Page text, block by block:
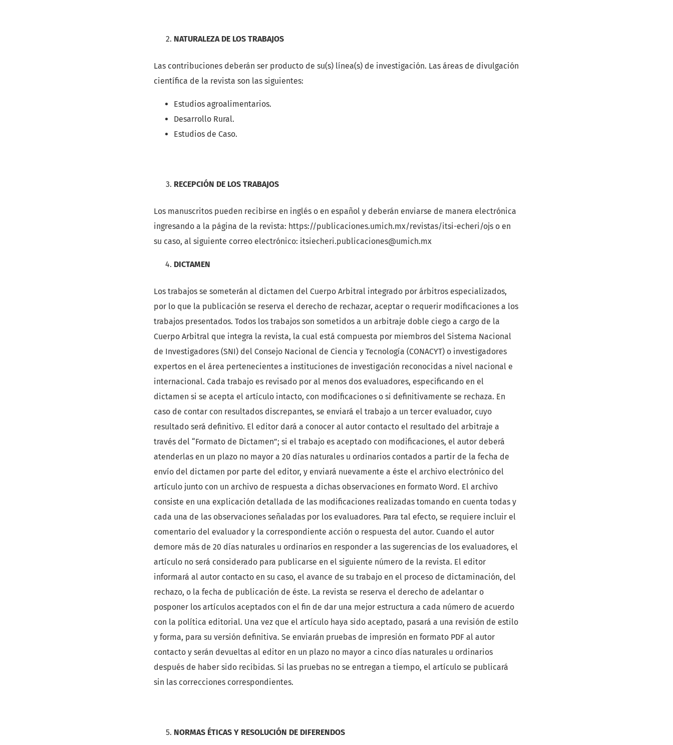
NATURALEZA DE LOS TRABAJOS
Las contribuciones deberán ser producto de su(s) línea(s) de investigación. Las áreas de divulgación
científica de la revista son las siguientes:
Estudios agroalimentarios.
Desarrollo Rural.
Estudios de Caso.
RECEPCIÓN DE LOS TRABAJOS
Los manuscritos pueden recibirse en inglés o en español y deberán enviarse de manera electrónica
ingresando a la página de la revista: https://publicaciones.umich.mx/revistas/itsi-echeri/ojs o en
su caso, al siguiente correo electrónico: itsiecheri.publicaciones@umich.mx
DICTAMEN
Los trabajos se someterán al dictamen del Cuerpo Arbitral integrado por árbitros especializados,
por lo que la publicación se reserva el derecho de rechazar, aceptar o requerir modificaciones a los
trabajos presentados. Todos los trabajos son sometidos a un arbitraje doble ciego a cargo de la
Cuerpo Arbitral que integra la revista, la cual está compuesta por miembros del Sistema Nacional
de Investigadores (SNI) del Consejo Nacional de Ciencia y Tecnología (CONACYT) o investigadores
expertos en el área pertenecientes a instituciones de investigación reconocidas a nivel nacional e
internacional. Cada trabajo es revisado por al menos dos evaluadores, especificando en el
dictamen si se acepta el artículo intacto, con modificaciones o si definitivamente se rechaza. En
caso de contar con resultados discrepantes, se enviará el trabajo a un tercer evaluador, cuyo
resultado será definitivo. El editor dará a conocer al autor contacto el resultado del arbitraje a
través del “Formato de Dictamen”; si el trabajo es aceptado con modificaciones, el autor deberá
atenderlas en un plazo no mayor a 20 días naturales u ordinarios contados a partir de la fecha de
envío del dictamen por parte del editor, y enviará nuevamente a éste el archivo electrónico del
artículo junto con un archivo de respuesta a dichas observaciones en formato Word. El archivo
consiste en una explicación detallada de las modificaciones realizadas tomando en cuenta todas y
cada una de las observaciones señaladas por los evaluadores. Para tal efecto, se requiere incluir el
comentario del evaluador y la correspondiente acción o respuesta del autor. Cuando el autor
demore más de 20 días naturales u ordinarios en responder a las sugerencias de los evaluadores, el
artículo no será considerado para publicarse en el siguiente número de la revista. El editor
informará al autor contacto en su caso, el avance de su trabajo en el proceso de dictaminación, del
rechazo, o la fecha de publicación de éste. La revista se reserva el derecho de adelantar o
posponer los artículos aceptados con el fin de dar una mejor estructura a cada número de acuerdo
con la política editorial. Una vez que el artículo haya sido aceptado, pasará a una revisión de estilo
y forma, para su versión definitiva. Se enviarán pruebas de impresión en formato PDF al autor
contacto y serán devueltas al editor en un plazo no mayor a cinco días naturales u ordinarios
después de haber sido recibidas. Si las pruebas no se entregan a tiempo, el artículo se publicará
sin las correcciones correspondientes.
NORMAS ÉTICAS Y RESOLUCIÓN DE DIFERENDOS